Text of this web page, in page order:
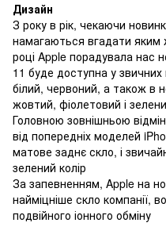
Дизайн
З року в рік, чекаючи
намагаються вгадати
році Apple порадувала нас
11 буде доступна у
білий, червоний, а також в
жовтий, фіолетовий і
Головною зовнішньою
від попередніх моделей
матове заднє скло, і
зелений колір
За запевненням, Apple на
найміцніше скло компанії,
подвійного іонного обміну